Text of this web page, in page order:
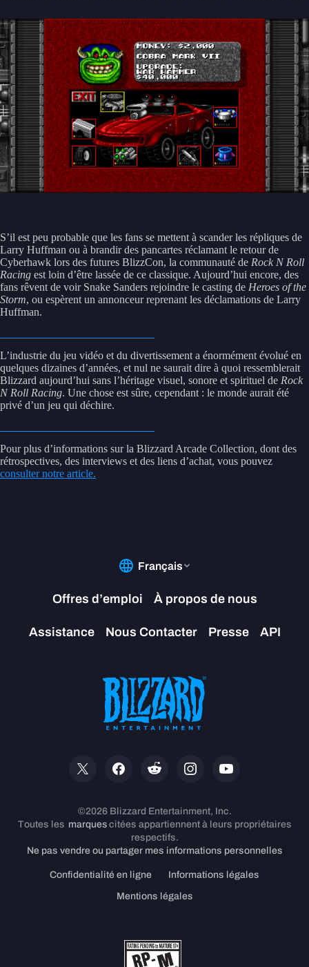
S’il est peu probable que les fans se mettent à scander les répliques de
Larry Huffman ou à brandir des pancartes réclamant le retour de
Cyberhawk lors des futures BlizzCon, la communauté de Rock N Roll
Racing est loin d’être lassée de ce classique. Aujourd’hui encore, des
fans rêvent de voir Snake Sanders rejoindre le casting de Heroes of the
Storm, ou espèrent un annonceur reprenant les déclamations de Larry
Huffman.
L’industrie du jeu vidéo et du divertissement a énormément évolué en
quelques dizaines d’années, et nul ne saurait dire à quoi ressemblerait
Blizzard aujourd’hui sans l’héritage visuel, sonore et spirituel de Rock
N Roll Racing. Une chose est sûre, cependant : le monde aurait été
privé d’un jeu qui déchire.
Pour plus d’informations sur la Blizzard Arcade Collection, dont des
rétrospectives, des interviews et des liens d’achat, vous pouvez
consulter notre article.